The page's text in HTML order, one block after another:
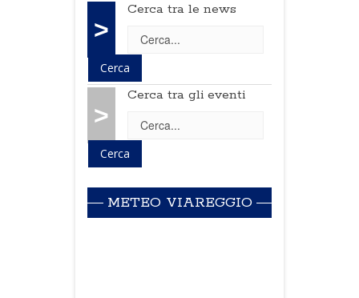
>
Cerca tra le news
>
Cerca tra gli eventi
METEO VIAREGGIO